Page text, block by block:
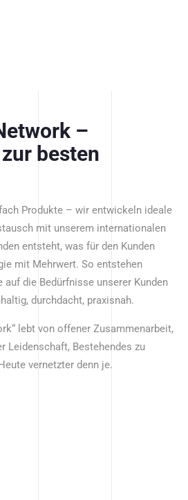
–
zur besten
Produkte – wir entwickeln ideale
mit unserem internationalen
entsteht, was für den Kunden
mit Mehrwert. So entstehen
auf die Bedürfnisse unserer Kunden
durchdacht, praxisnah.
lebt von offener Zusammenarbeit,
Leidenschaft, Bestehendes zu
vernetzter denn je.